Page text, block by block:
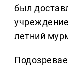
был
летний